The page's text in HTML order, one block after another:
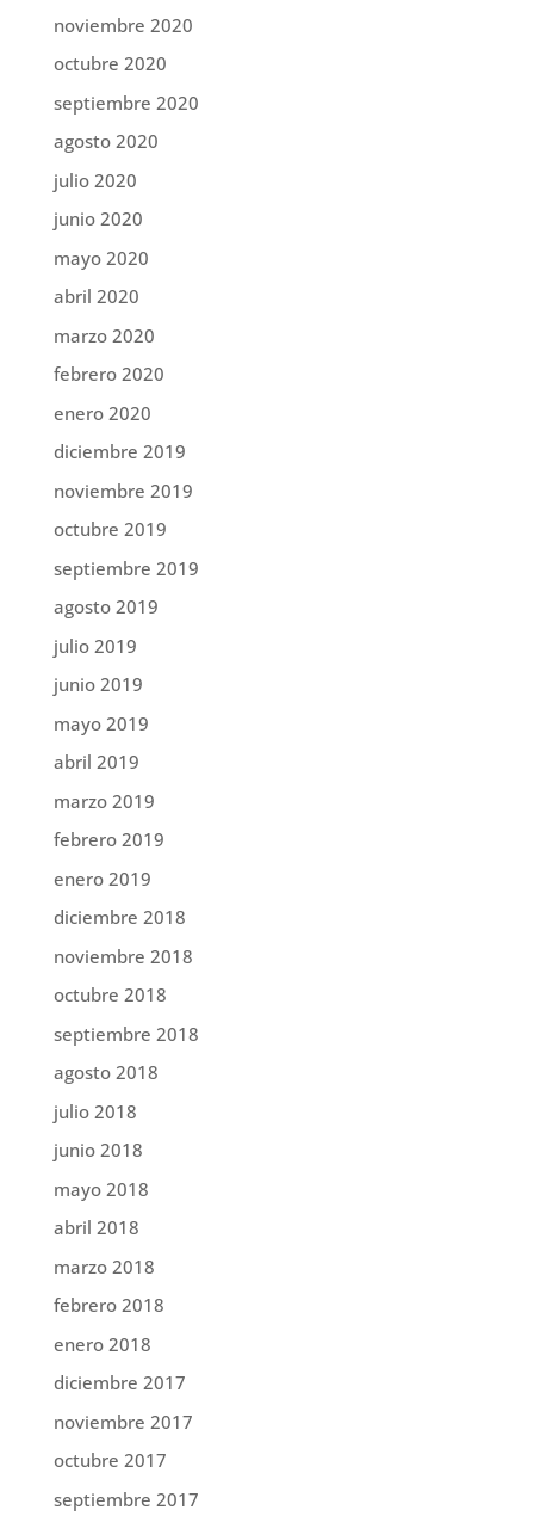
noviembre 2020
octubre 2020
septiembre 2020
agosto 2020
julio 2020
junio 2020
mayo 2020
abril 2020
marzo 2020
febrero 2020
enero 2020
diciembre 2019
noviembre 2019
octubre 2019
septiembre 2019
agosto 2019
julio 2019
junio 2019
mayo 2019
abril 2019
marzo 2019
febrero 2019
enero 2019
diciembre 2018
noviembre 2018
octubre 2018
septiembre 2018
agosto 2018
julio 2018
junio 2018
mayo 2018
abril 2018
marzo 2018
febrero 2018
enero 2018
diciembre 2017
noviembre 2017
octubre 2017
septiembre 2017